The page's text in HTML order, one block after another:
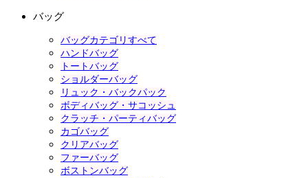
バッグ
バッグカテゴリすべて
ハンドバッグ
トートバッグ
ショルダーバッグ
リュック・バックパック
ボディバッグ・サコッシュ
クラッチ・パーティバッグ
カゴバッグ
クリアバッグ
ファーバッグ
ボストンバッグ